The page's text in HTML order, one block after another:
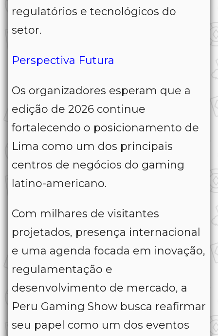
regulatórios e tecnológicos do
setor.
Perspectiva Futura
Os organizadores esperam que a
edição de 2026 continue
fortalecendo o posicionamento de
Lima como um dos principais
centros de negócios do gaming
latino-americano.
Com milhares de visitantes
projetados, presença internacional
e uma agenda focada em inovação,
regulamentação e
desenvolvimento de mercado, a
Peru Gaming Show busca reafirmar
seu papel como um dos eventos